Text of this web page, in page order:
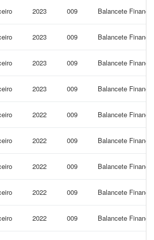
2023 009 Balancete
2023 009 Balancete
2023 009 Balancete
2023 009 Balancete
2022 009 Balancete
2022 009 Balancete
2022 009 Balancete
2022 009 Balancete
2022 009 Balancete